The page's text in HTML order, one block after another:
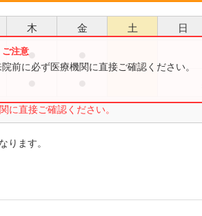
木 金 土 日
●
に直接ご確認ください。
前に必ず医療機関に直接ご確認ください。
ります。